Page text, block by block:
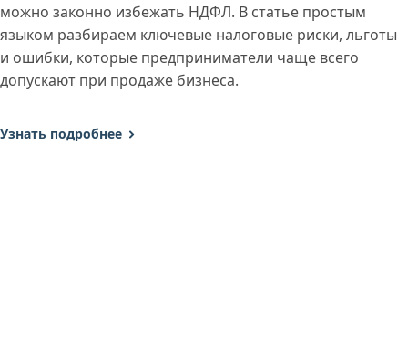
можно законно избежать НДФЛ. В статье простым
языком разбираем ключевые налоговые риски, льготы
и ошибки, которые предприниматели чаще всего
допускают при продаже бизнеса.
Узнать подробнее